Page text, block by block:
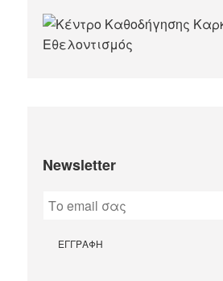
Newsletter